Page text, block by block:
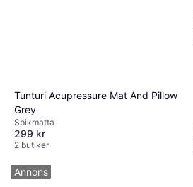
Tunturi Acupressure Mat And Pillow
Grey
Spikmatta
299 kr
2 butiker
Annons